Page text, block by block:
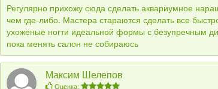
Регулярно прихожу сюда сделать аквариумное
чем где-либо. Мастера стараются сделать все
ухоженые ногти идеальной формы с безупречным
пока менять салон не собираюсь
Максим Шелепов
Оценка: